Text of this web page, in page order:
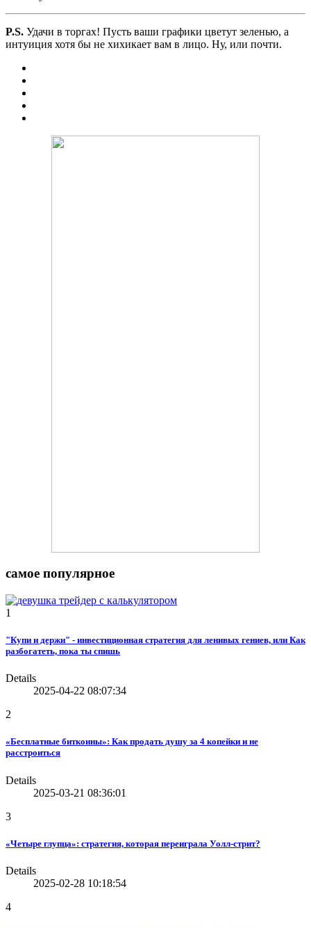
P.S. Удачи в торгах! Пусть ваши графики цветут зеленью, а
интуиция хотя бы не хихикает вам в лицо. Ну, или почти.
самое популярное
1
"Купи и держи" - инвестиционная стратегия для ленивых гениев, или Как
разбогатеть, пока ты спишь
Details
2025-04-22 08:07:34
2
«Бесплатные биткоины»: Как продать душу за 4 копейки и не
расстроиться
Details
2025-03-21 08:36:01
3
«Четыре глупца»: стратегия, которая переиграла Уолл-стрит?
Details
2025-02-28 10:18:54
4